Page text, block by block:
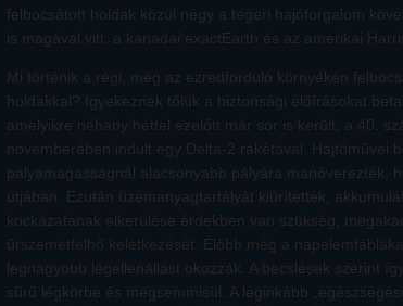
felbocsátott holdak közül négy a tegeri hajóforgalom
is magával vitt, a kanadai exactEarth és az amerikai
Mi történik a régi, még az ezredforduló környékén
holdakkal? Igyekeznek tőlük a biztonsági előírásokat
amelyikre néhány héttel ezelőtt már sor is került, a 40.
novemberében indult egy Delta-2 rakétával. Hajtóművei
pályamagasságnál alacsonyabb pályára manőverezték,
útjában. Ezután üzemanyagtartályát kiürítették,
kockázatának elkerülése érdekben van szükség,
űrszemétfelhő keletkezését. Előbb még a
legnagyobb légellenállást okozzák. A becslések szerint
sűrű légkörbe és megsemmisül. A leginkább